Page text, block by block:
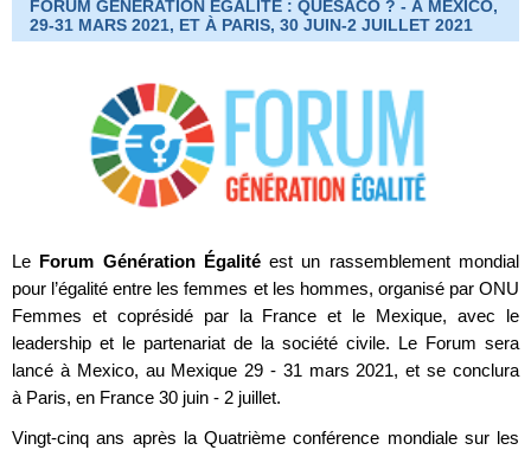
FORUM GÉNÉRATION ÉGALITÉ : QUÈSACO ? - À MEXICO,
29-31 MARS 2021, ET À PARIS, 30 JUIN-2 JUILLET 2021
Le Forum Génération Égalitéest un rassemblement mondial
pour l’égalité entre les femmes et les hommes, organisé par ONU
Femmes et coprésidé par la France et le Mexique, avec le
leadership et le partenariat de la société civile. Le Forum sera
lancé à Mexico, au Mexique 29 - 31 mars 2021, et se conclura
à Paris, en France 30 juin - 2 juillet.
Vingt-cinq ans après la Quatrième conférence mondiale sur les